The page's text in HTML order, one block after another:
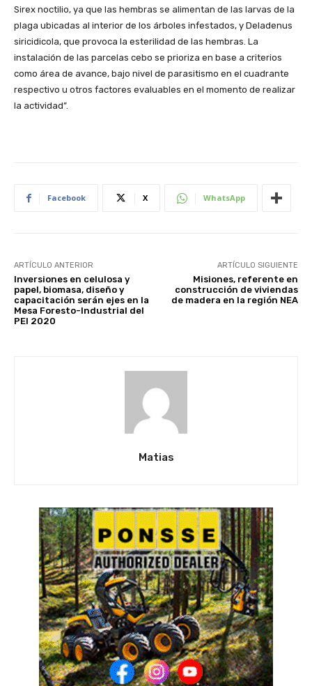
Sirex noctilio, ya que las hembras se alimentan de las larvas de la
plaga ubicadas al interior de los árboles infestados, y Deladenus
siricidicola, que provoca la esterilidad de las hembras. La
instalación de las parcelas cebo se prioriza en base a criterios
como área de avance, bajo nivel de parasitismo en el cuadrante
respectivo u otros factores evaluables en el momento de realizar
la actividad”.
Facebook X WhatsApp
ARTÍCULO ANTERIOR
Inversiones en celulosa y
papel, biomasa, diseño y
capacitación serán ejes en la
Mesa Foresto-Industrial del
PEI 2020
ARTÍCULO SIGUIENTE
Misiones, referente en
construcción de viviendas
de madera en la región NEA
Matias